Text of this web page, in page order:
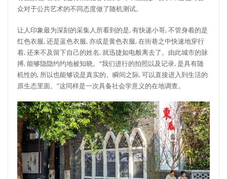
众对于公共艺术的不同态度做了随机测试。
让人印象最为深刻的采集人所看到的是, 有快递小哥, 不管身着的是
红色衣服, 还是蓝色衣服, 亦或是黄色衣服, 在街巷之中快速地穿行
着, 还来不及留下自己的姓名, 就迅捷如电般离去了。由此城市的脉
搏, 能够隐隐约约地被知晓。“我们进行的拍照以及记录, 是具有随
机性的, 所以也能够说是真实的。瞬间之际, 可以直接进入到生活的
原生态里面。”这同样是一次具备社会学意义的在地调查。